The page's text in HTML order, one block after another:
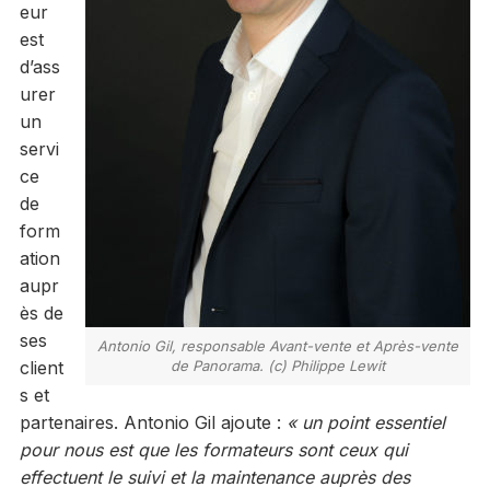
Antonio Gil, responsable Avant-vente et Après-vente
de Panorama. (c) Philippe Lewit
eur
est
d’ass
urer
un
servi
ce
de
form
ation
aupr
ès de
ses
client
s et
partenaires. Antonio Gil ajoute : « un point essentiel
pour nous est que les formateurs sont ceux qui
effectuent le suivi et la maintenance auprès des